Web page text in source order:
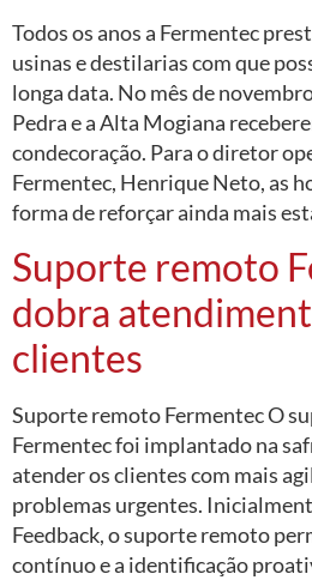
Todos os anos a Fermentec
usinas e destilarias com que
longa data. No mês de
Pedra e a Alta Mogiana
condecoração. Para o diretor
Fermentec, Henrique Neto, as
forma de reforçar ainda mais
Suporte remoto
dobra
clientes
Suporte remoto Fermentec O
Fermentec foi implantado na
atender os clientes com mais
problemas urgentes.
Feedback, o suporte remoto
contínuo e a identificação